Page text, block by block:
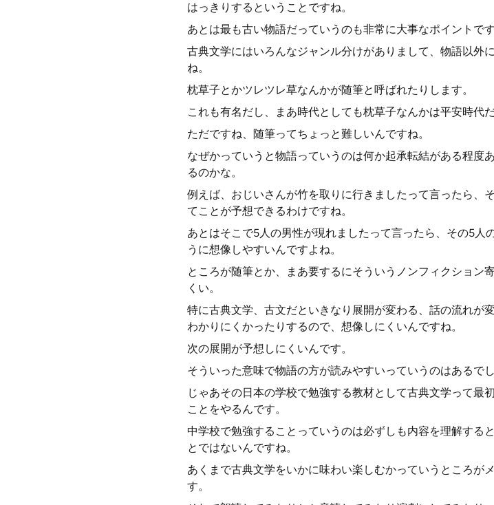
はっきりするということですね。
あとは最も古い物語だっていうのも非常に大事なポイントです
古典文学にはいろんなジャンル分けがありまして、物語以外
ね。
枕草子とかツレツレ草なんかが随筆と呼ばれたりします。
これも有名だし、まあ時代としても枕草子なんかは平安時代
ただですね、随筆ってちょっと難しいんですね。
なぜかっていうと物語っていうのは何か起承転結がある程度
るのかな。
例えば、おじいさんが竹を取りに行きましたって言ったら、
てことが予想できるわけですね。
あとはそこで5人の男性が現れましたって言ったら、その5人
うに想像しやすいんですよね。
ところが随筆とか、まあ要するにそういうノンフィクション
くい。
特に古典文学、古文だといきなり展開が変わる、話の流れが
わかりにくかったりするので、想像しにくいんですね。
次の展開が予想しにくいんです。
そういった意味で物語の方が読みやすいっていうのはあるでし
じゃあその日本の学校で勉強する教材として古典文学って最
ことをやるんです。
中学校で勉強することっていうのは必ずしも内容を理解する
とではないんですね。
あくまで古典文学をいかに味わい楽しむかっていうところが
す。